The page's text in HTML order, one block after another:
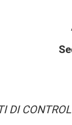
DI